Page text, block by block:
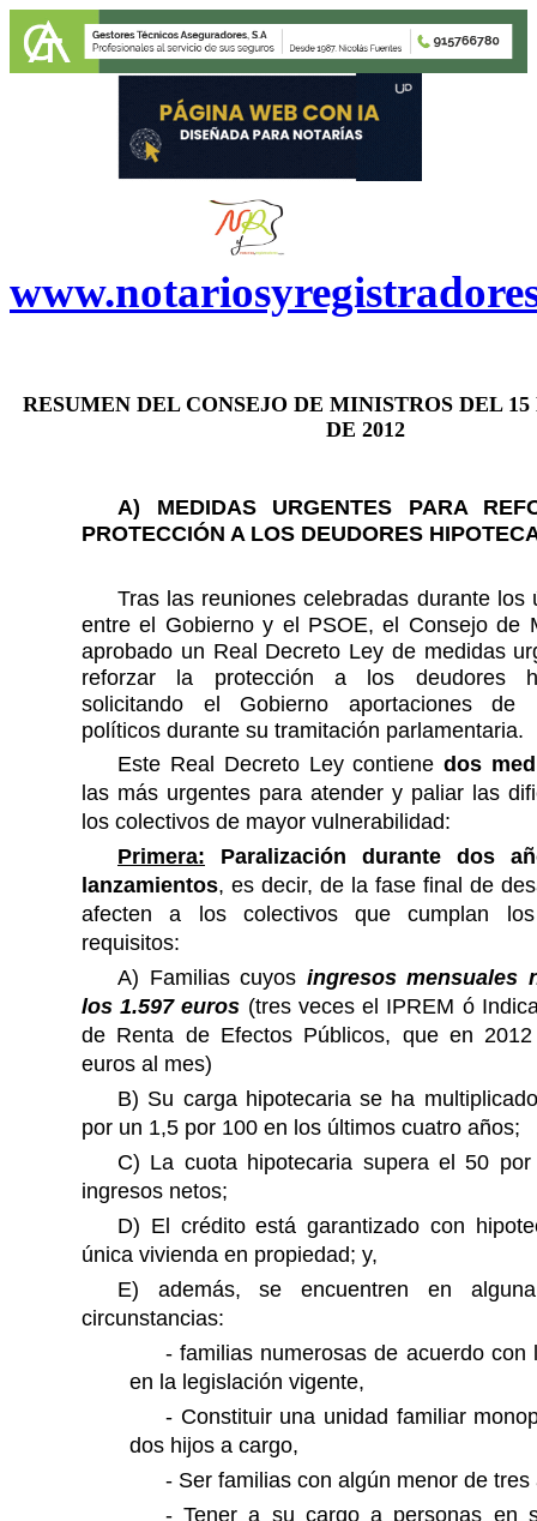
RESUMEN DEL CONSEJO DE MINISTROS DEL 15
DE 2012
A) MEDIDAS URGENTES PARA
PROTECCIÓN A LOS DEUDORES
Tras las reuniones celebradas durante los
entre el Gobierno y el PSOE, el Consejo de
aprobado un Real Decreto Ley de medidas
reforzar la protección a los deudores
solicitando el Gobierno aportaciones de
políticos durante su tramitación parlamentaria.
Este Real Decreto Ley contienedos
las más urgentes para atender y paliar las
los colectivos de mayor vulnerabilidad:
Primera: Paralización durante dos
lanzamientos, es decir, de la fase final de
afecten a los colectivos quecumplan
requisitos:
A) Familias cuyos ingresos mensuales
los 1.597 euros (tres veces el IPREM ó
de Renta de Efectos Públicos, que en
euros al mes)
B) Su carga hipotecaria se ha
por un 1,5 por 100 en los últimos cuatro años;
C) La cuota hipotecaria superael 50 por
ingresos netos;
D) El créditoestá garantizado con
única vivienda en propiedad; y,
E) además, se encuentren en
circunstancias:
-familias numerosas de acuerdo con
en la legislación vigente,
- Constituir una unidad familiar
dos hijos a cargo,
- Ser familias con algún menor de tres
-Tener a su cargo a personas en